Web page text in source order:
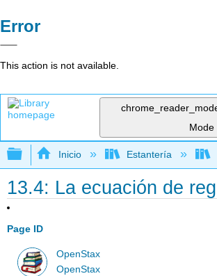
Error
This action is not available.
Mode
Expandir/contraer jerarquía
Inicio Estantería
13.4: La ecuación de
Page ID
OpenStax
OpenStax